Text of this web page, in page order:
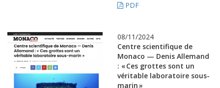
PDF
08/11/2024
Centre scientifique de
Monaco — Denis Allemand
: « Ces grottes sont un
véritable laboratoire sous-
marin »